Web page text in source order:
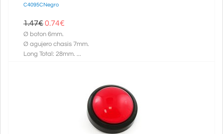
C4095CNegro
1.47€0.74€
Ø boton 6mm.
Ø agujero chasis 7mm.
Long Total: 28mm. ...